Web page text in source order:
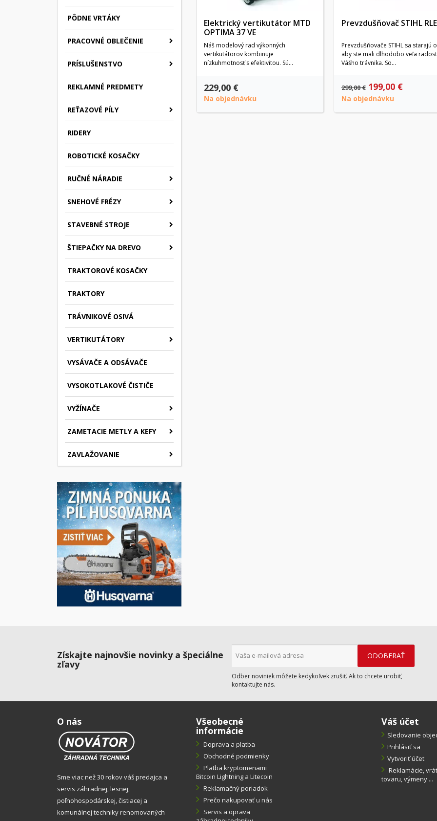
PÔDNE VRTÁKY
PRACOVNÉ OBLEČENIE
PRÍSLUŠENSTVO
REKLAMNÉ PREDMETY
REŤAZOVÉ PÍLY
RIDERY
ROBOTICKÉ KOSAČKY
RUČNÉ NÁRADIE
SNEHOVÉ FRÉZY
STAVEBNÉ STROJE
ŠTIEPAČKY NA DREVO
TRAKTOROVÉ KOSAČKY
TRAKTORY
TRÁVNIKOVÉ OSIVÁ
VERTIKUTÁTORY
VYSÁVAČE A ODSÁVAČE
VYSOKOTLAKOVÉ ČISTIČE
VYŽÍNAČE
ZAMETACIE METLY A KEFY
ZAVLAŽOVANIE
Elektrický vertikutátor MTD
OPTIMA 37 VE
Náš modelový rad výkonných
vertikutátorov kombinuje
nízkuhmotnosť s efektivitou. Sú
229,00 €
Na objednávku
Prevzdušňovač STIHL
Prevzdušňovače STIHL sa starajú
aby ste mali dlhodobo veľa
Vášho trávnika. So...
299,00 € 199,00 €
Na objednávku
Získajte najnovšie novinky a špeciálne
zľavy
Odber noviniek môžete kedykoľvek zrušiť. Ak to chcete urobiť,
kontaktujte nás.
O nás
Sme viac než 30 rokov váš predajca a
servis záhradnej, lesnej,
poľnohospodárskej, čistiacej a
komunálnej techniky renomovaných
Všeobecné
informácie
Doprava a platba
Obchodné podmienky
Platba kryptomenami
Bitcoin Lightning a Litecoin
Reklamačný poriadok
Prečo nakupovať u nás
Servis a oprava
Váš účet
Sledovanie
Prihlásiť sa
Vytvoriť účet
Reklamácie,
tovaru, výmeny ...